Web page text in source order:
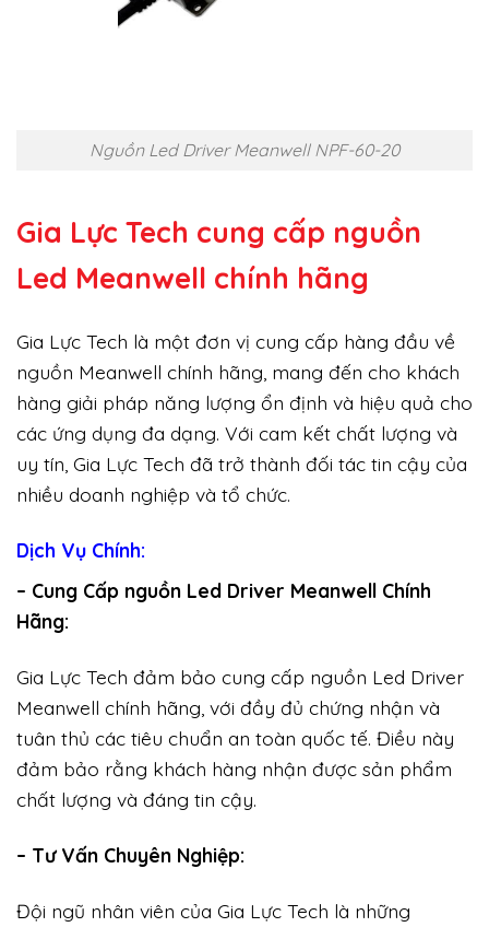
Nguồn Led Driver Meanwell NPF-60-20
Gia Lực Tech cung cấp nguồn
Led Meanwell chính hãng
Gia Lực Tech là một đơn vị cung cấp hàng đầu về
nguồn Meanwell chính hãng, mang đến cho khách
hàng giải pháp năng lượng ổn định và hiệu quả cho
các ứng dụng đa dạng. Với cam kết chất lượng và
uy tín, Gia Lực Tech đã trở thành đối tác tin cậy của
nhiều doanh nghiệp và tổ chức.
Dịch Vụ Chính:
– Cung Cấp nguồn Led Driver Meanwell Chính
Hãng:
Gia Lực Tech đảm bảo cung cấp nguồn Led Driver
Meanwell chính hãng, với đầy đủ chứng nhận và
tuân thủ các tiêu chuẩn an toàn quốc tế. Điều này
đảm bảo rằng khách hàng nhận được sản phẩm
chất lượng và đáng tin cậy.
– Tư Vấn Chuyên Nghiệp:
Đội ngũ nhân viên của Gia Lực Tech là những